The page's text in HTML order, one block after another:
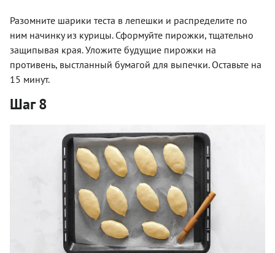
Разомните шарики теста в лепешки и распределите по
ним начинку из курицы. Сформуйте пирожки, тщательно
защипывая края. Уложите будущие пирожки на
противень, выстланный бумагой для выпечки. Оставьте на
15 минут.
Шаг 8